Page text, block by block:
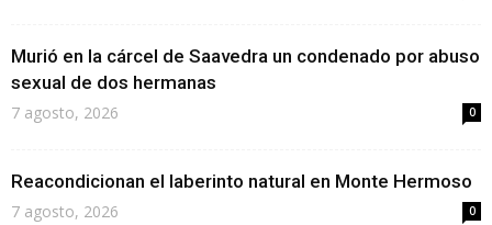
Murió en la cárcel de Saavedra un condenado por abuso
sexual de dos hermanas
7 agosto, 2026 0
Reacondicionan el laberinto natural en Monte Hermoso
7 agosto, 2026 0